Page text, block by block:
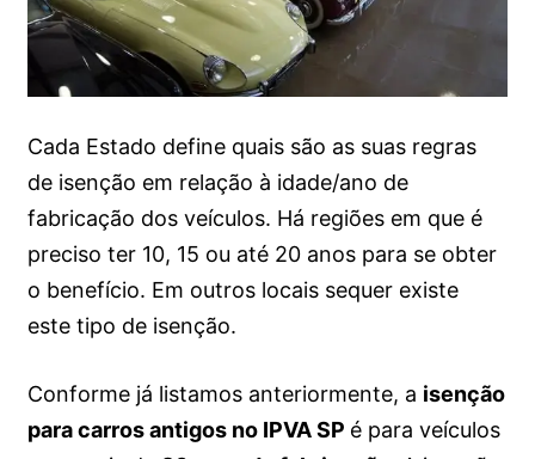
Cada Estado define quais são as suas regras
de isenção em relação à idade/ano de
fabricação dos veículos. Há regiões em que é
preciso ter 10, 15 ou até 20 anos para se obter
o benefício. Em outros locais sequer existe
este tipo de isenção.
Conforme já listamos anteriormente, a isenção
para carros antigos no IPVA SP é para veículos